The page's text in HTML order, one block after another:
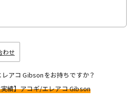
わせ
アコ Gibsonをお持ちですか？
績】アコギ/エレアコ Gibson